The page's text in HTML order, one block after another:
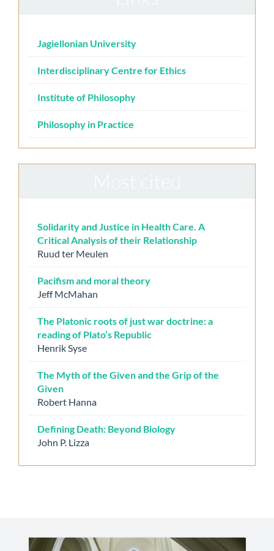
Jagiellonian University
Interdisciplinary Centre for Ethics
Institute of Philosophy
Philosophy in Practice
Solidarity and Justice in Health Care. A
Critical Analysis of their Relationship
Ruud ter Meulen
Pacifism and moral theory
Jeff McMahan
The Platonic roots of just war doctrine: a
reading of Plato’s Republic
Henrik Syse
The Myth of the Given and the Grip of the
Given
Robert Hanna
Defining Death: Beyond Biology
John P. Lizza